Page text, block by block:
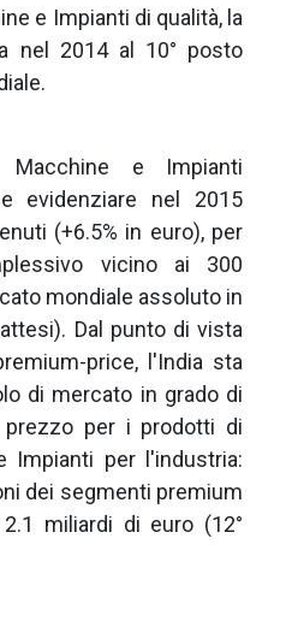
e Impianti di qualità, la
nel 2014 al 10° posto
e Impianti
evidenziare nel 2015
(+6.5% in euro), per
vicino ai 300
mondiale assoluto in
Dal punto di vista
price, l'India sta
di mercato in grado di
per i prodotti di
Impianti per l'industria:
dei segmenti premium
miliardi di euro (12°